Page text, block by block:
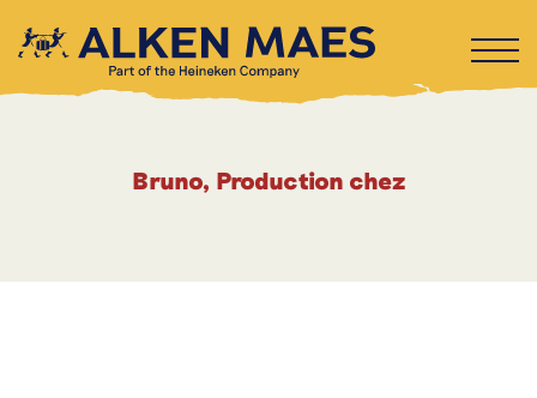
Bruno, Production chez